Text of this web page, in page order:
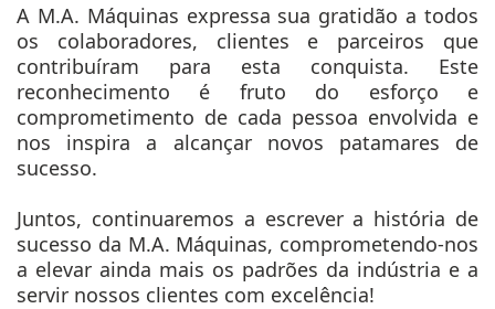
A M.A. Máquinas expressa sua gratidão a todos
os colaboradores, clientes e parceiros que
contribuíram para esta conquista. Este
reconhecimento é fruto do esforço e
comprometimento de cada pessoa envolvida e
nos inspira a alcançar novos patamares de
sucesso.
Juntos, continuaremos a escrever a história de
sucesso da M.A. Máquinas, comprometendo-nos
a elevar ainda mais os padrões da indústria e a
servir nossos clientes com excelência!